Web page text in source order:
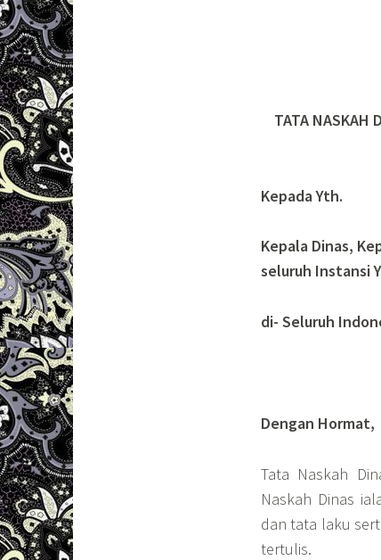
TATA NASKAH
Kepada Yth.
Kepala Dinas,
seluruh Instansi
di- Seluruh
Dengan Hormat,
Tata Naskah
Naskah Dinas
dan tata laku
tertulis.